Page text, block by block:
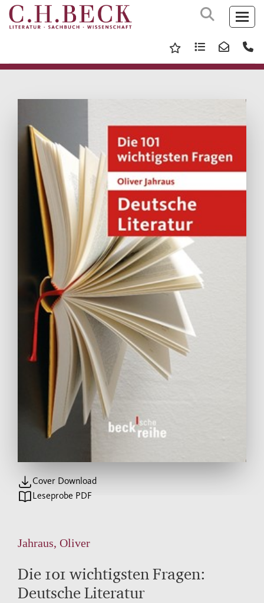
Cover Download
Leseprobe PDF
Jahraus, Oliver
Die 101 wichtigsten Fragen:
Deutsche Literatur